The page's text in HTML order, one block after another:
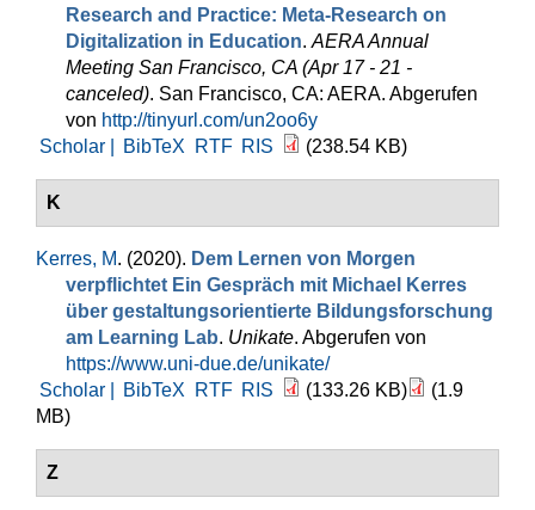
Research and Practice: Meta-Research on
Digitalization in Education. AERA Annual
Meeting San Francisco, CA (Apr 17 - 21 -
canceled). San Francisco, CA: AERA. Abgerufen
von http://tinyurl.com/un2oo6y
Scholar |
BibTeX RTF RIS (238.54 KB)
K
Kerres, M. (2020). Dem Lernen von Morgen
verpflichtet Ein Gespräch mit Michael Kerres
über gestaltungsorientierte Bildungsforschung
am Learning Lab. Unikate. Abgerufen von
https://www.uni-due.de/unikate/
Scholar |
BibTeX RTF RIS (133.26 KB)
(1.9
MB)
Z